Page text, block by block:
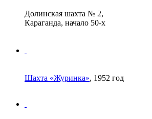
Долинская шахта № 2,
Караганда, начало 50-х
Шахта «Журинка», 1952 год